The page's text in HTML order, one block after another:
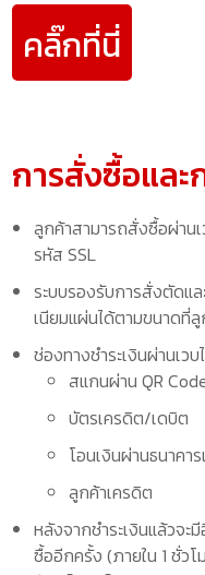
คลิ๊กที่นี่
การสั่งซื้อและ
ลูกค้าสามารถสั่งซื้อผ่านเ
รหัส SSL
ระบบรองรับการสั่งตัดแ
เนียมแผ่นได้ตามขนาดที่
ช่องทางชำระเงินผ่านเว
สแกนผ่าน QR
บัตรเครดิต/เดบิต
โอนเงินผ่านธนาคา
ลูกค้าเครดิต
หลังจากชำระเงินแล้วจะ
ซื้ออีกครั้ง (ภายใน 1 ชั่ว